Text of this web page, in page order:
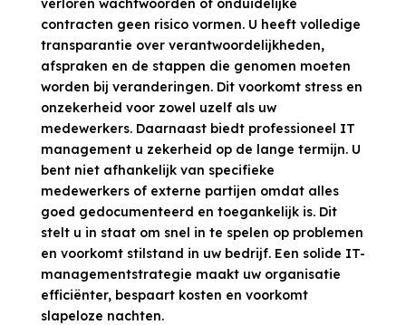
verloren wachtwoorden of onduidelijke
contracten geen risico vormen. U heeft volledige
transparantie over verantwoordelijkheden,
afspraken en de stappen die genomen moeten
worden bij veranderingen. Dit voorkomt stress en
onzekerheid voor zowel uzelf als uw
medewerkers. Daarnaast biedt professioneel IT
management u zekerheid op de lange termijn. U
bent niet afhankelijk van specifieke
medewerkers of externe partijen omdat alles
goed gedocumenteerd en toegankelijk is. Dit
stelt u in staat om snel in te spelen op problemen
en voorkomt stilstand in uw bedrijf. Een solide IT-
managementstrategie maakt uw organisatie
efficiënter, bespaart kosten en voorkomt
slapeloze nachten.